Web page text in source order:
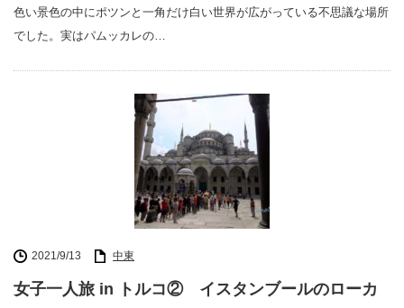
色い景色の中にポツンと一角だけ白い世界が広がっている不思議な場所
でした。実はパムッカレの…
2021/9/13 中東
女子一人旅 in トルコ② イスタンブールのローカ